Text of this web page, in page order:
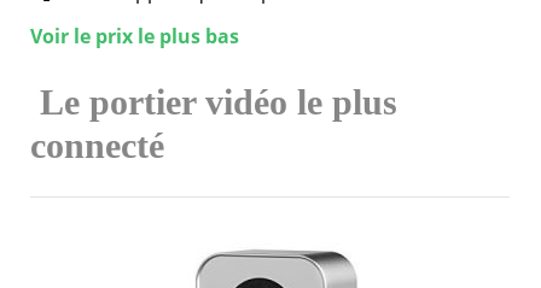
Voir le prix le plus bas
Le portier vidéo le plus
connecté